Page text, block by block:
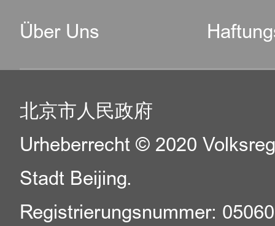
Über Uns
北京市人民政府
Urheberrecht © 2020
Stadt Beijing.
Registrierungsnummer: